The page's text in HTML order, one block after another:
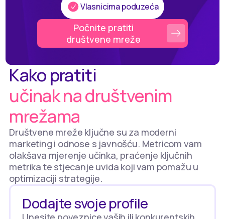
Vlasnicima poduzeća
Počnite pratiti
društvene mreže
Kako pratiti
učinak na društvenim
mrežama
Društvene mreže ključne su za moderni
marketing i odnose s javnošću. Metricom vam
olakšava mjerenje učinka, praćenje ključnih
metrika te stjecanje uvida koji vam pomažu u
optimizaciji strategije.
Dodajte svoje profile